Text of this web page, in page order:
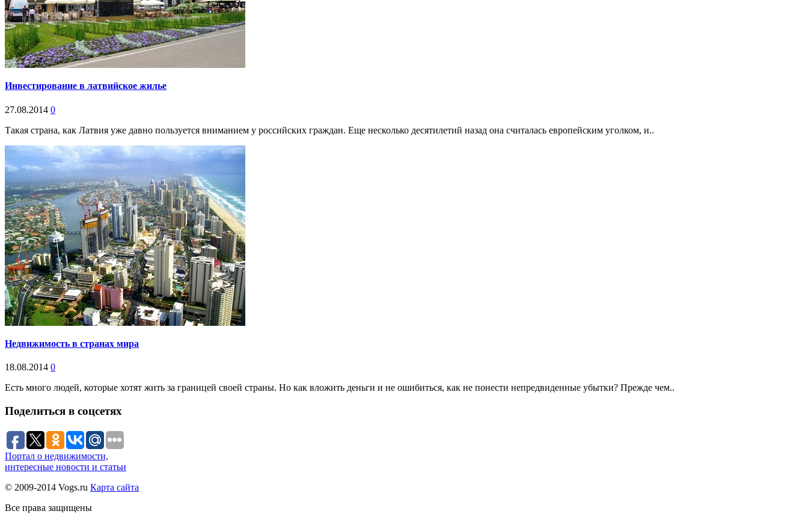
Инвестирование в латвийское жилье
27.08.2014 0
Такая страна, как Латвия уже давно пользуется вниманием у российских граждан. Еще несколько десятилетий назад она считалась европейским уголком, и..
Недвижимость в странах мира
18.08.2014 0
Есть много людей, которые хотят жить за границей своей страны. Но как вложить деньги и не ошибиться, как не понести непредвиденные убытки? Прежде чем..
Поделиться в соцсетях
Портал о недвижимости,
интересные новости и статьи
© 2009-2014 Vogs.ru Карта сайта
Все права защищены